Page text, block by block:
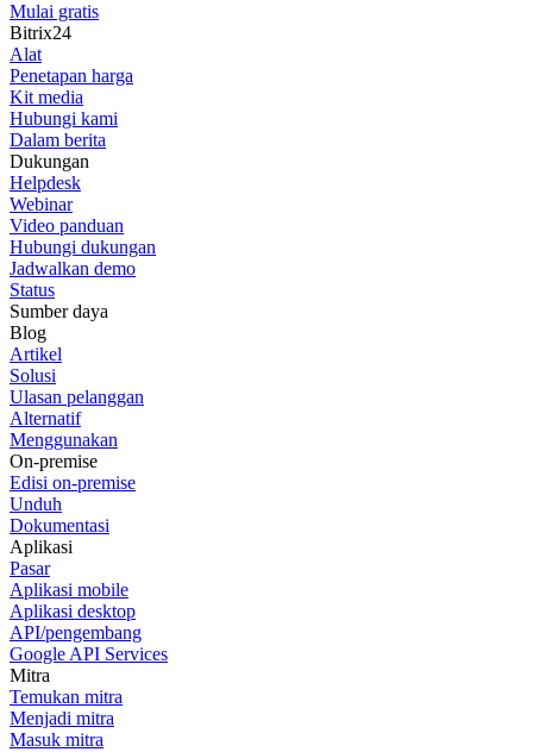
Mulai gratis
Bitrix24
Alat
Penetapan harga
Kit media
Hubungi kami
Dalam berita
Dukungan
Helpdesk
Webinar
Video panduan
Hubungi dukungan
Jadwalkan demo
Status
Sumber daya
Blog
Artikel
Solusi
Ulasan pelanggan
Alternatif
Menggunakan
On-premise
Edisi on-premise
Unduh
Dokumentasi
Aplikasi
Pasar
Aplikasi mobile
Aplikasi desktop
API/pengembang
Google API Services
Mitra
Temukan mitra
Menjadi mitra
Masuk mitra